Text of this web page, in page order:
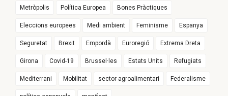
Metròpolis Política Europea Bones Pràctiques
Eleccions europees Medi ambient Feminisme Espanya
Seguretat Brexit Empordà Euroregió Extrema Dreta
Girona Covid-19 Brussel·les Estats Units Refugiats
Mediterrani Mobilitat sector agroalimentari Federalisme